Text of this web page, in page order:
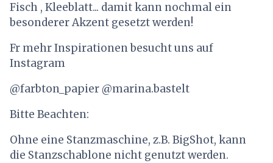
Fisch , Kleeblatt... damit kann nochmal ein
besonderer Akzent gesetzt werden!
Fr mehr Inspirationen besucht uns auf
Instagram
@farbton_papier @marina.bastelt
Bitte Beachten:
Ohne eine Stanzmaschine, z.B. BigShot, kann
die Stanzschablone nicht genutzt werden.